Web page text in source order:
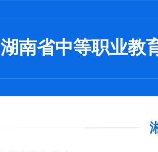
湖南省中等职业教